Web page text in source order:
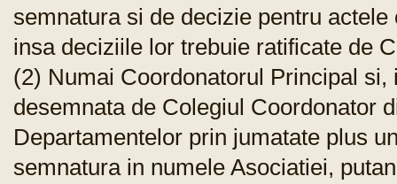
semnatura si de decizie pentru
insa deciziile lor trebuie ratificate de
(2) Numai Coordonatorul Principal
desemnata de Colegiul Coordonator
Departamentelor prin jumatate plus
semnatura in numele Asociatiei,